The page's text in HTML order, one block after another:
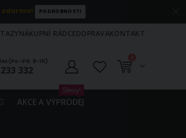
PODROBNOSTI
NÁKUPNÍ RÁDCEDOPRAVAKONTAKT
(Po-Pá: 8-16)
332 Košík
0položky
AKCE A VÝPRODEJ
Slevy!